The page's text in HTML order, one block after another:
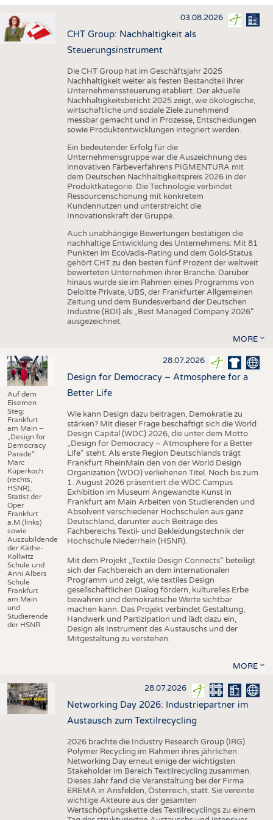
HAUS- UND HEIMTEXTILIEN
BEKLEIDUNG
AUSSCHREIBUNGEN
DTV AUSSCHREIBUNGSDIENST
STATISTICS
ADRESSEN & LINKS
PUBLIKATIONEN
BRANCHENTERMINE
03.08.2026
CHT Group: Nachhaltigkeit als
Steuerungsinstrument
Die CHT Group hat im Geschäftsjahr 2025
Nachhaltigkeit weiter als festen Bestandteil ihrer
Unternehmenssteuerung etabliert. Der aktuelle
Nachhaltigkeitsbericht 2025 zeigt, wie ökologische,
wirtschaftliche und soziale Ziele zunehmend
messbar gemacht und in Prozesse, Entscheidungen
sowie Produktentwicklungen integriert werden.
Ein bedeutender Erfolg für die
Unternehmensgruppe war die Auszeichnung des
innovativen Färbeverfahrens PIGMENTURA mit
dem Deutschen Nachhaltigkeitspreis 2026 in der
Produktkategorie. Die Technologie verbindet
Ressourcenschonung mit konkretem
Kundennutzen und unterstreicht die
Innovationskraft der Gruppe.
Auch unabhängige Bewertungen bestätigen die
nachhaltige Entwicklung des Unternehmens: Mit 81
Punkten im EcoVadis-Rating und dem Gold-Status
gehört CHT zu den besten fünf Prozent der weltweit
bewerteten Unternehmen ihrer Branche. Darüber
hinaus wurde sie im Rahmen eines Programms von
Deloitte Private, UBS, der Frankfurter Allgemeinen
Zeitung und dem Bundesverband der Deutschen
Industrie (BDI) als „Best Managed Company 2026“
ausgezeichnet.
MORE
Auf dem
Eisernen
Steg:
Frankfurt
am Main –
„Design for
Democracy
Parade“:
Marc
Küperkoch
(rechts,
HSNR),
Statist der
Oper
Frankfurt
a.M.(links)
sowie
Auszubildende
der Käthe-
Kollwitz
Schule und
Anni Albers
Schule
Frankfurt
am Main
und
Studierende
der HSNR.
28.07.2026
Design for Democracy – Atmosphere for a
Better Life
Wie kann Design dazu beitragen, Demokratie zu
stärken? Mit dieser Frage beschäftigt sich die World
Design Capital (WDC) 2026, die unter dem Motto
„Design for Democracy – Atmosphere for a Better
Life“ steht. Als erste Region Deutschlands trägt
Frankfurt RheinMain den von der World Design
Organization (WDO) verliehenen Titel. Noch bis zum
1. August 2026 präsentiert die WDC Campus
Exhibition im Museum Angewandte Kunst in
Frankfurt am Main Arbeiten von Studierenden und
Absolvent verschiedener Hochschulen aus ganz
Deutschland, darunter auch Beiträge des
Fachbereichs Textil- und Bekleidungstechnik der
Hochschule Niederrhein (HSNR).
Mit dem Projekt „Textile Design Connects“ beteiligt
sich der Fachbereich an dem internationalen
Programm und zeigt, wie textiles Design
gesellschaftlichen Dialog fördern, kulturelles Erbe
bewahren und demokratische Werte sichtbar
machen kann. Das Projekt verbindet Gestaltung,
Handwerk und Partizipation und lädt dazu ein,
Design als Instrument des Austauschs und der
Mitgestaltung zu verstehen.
MORE
28.07.2026
Networking Day 2026: Industriepartner im
Austausch zum Textilrecycling
2026 brachte die Industry Research Group (IRG)
Polymer Recycling im Rahmen ihres jährlichen
Networking Day erneut einige der wichtigsten
Stakeholder im Bereich Textilrecycling zusammen.
Dieses Jahr fand die Veranstaltung bei der Firma
EREMA in Ansfelden, Österreich, statt. Sie vereinte
wichtige Akteure aus der gesamten
Wertschöpfungskette des Textilrecyclings zu einem